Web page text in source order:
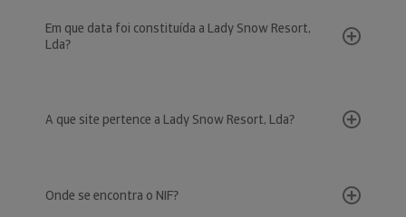
Em que data foi constituída a Lady Snow Resort,
Lda?
A que site pertence a Lady Snow Resort, Lda?
Onde se encontra o NIF?